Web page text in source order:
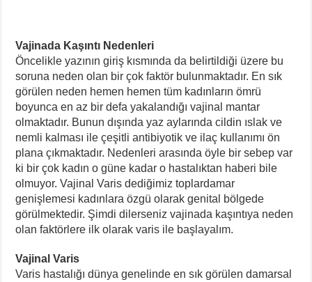
Vajinada Kaşıntı Nedenleri
Öncelikle yazının giriş kısmında da belirtildiği üzere bu
soruna neden olan bir çok faktör bulunmaktadır. En sık
görülen neden hemen hemen tüm kadınların ömrü
boyunca en az bir defa yakalandığı vajinal mantar
olmaktadır. Bunun dışında yaz aylarında cildin ıslak ve
nemli kalması ile çeşitli antibiyotik ve ilaç kullanımı ön
plana çıkmaktadır. Nedenleri arasında öyle bir sebep var
ki bir çok kadın o güne kadar o hastalıktan haberi bile
olmuyor. Vajinal Varis dediğimiz toplardamar
genişlemesi kadınlara özgü olarak genital bölgede
görülmektedir. Şimdi dilerseniz vajinada kaşıntıya neden
olan faktörlere ilk olarak varis ile başlayalım.
Vajinal Varis
Varis hastalığı dünya genelinde en sık görülen damarsal